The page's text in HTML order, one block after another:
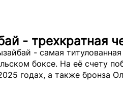
- трехкратная
- самая титулованная
боксе. На её счету
годах, а также бронза